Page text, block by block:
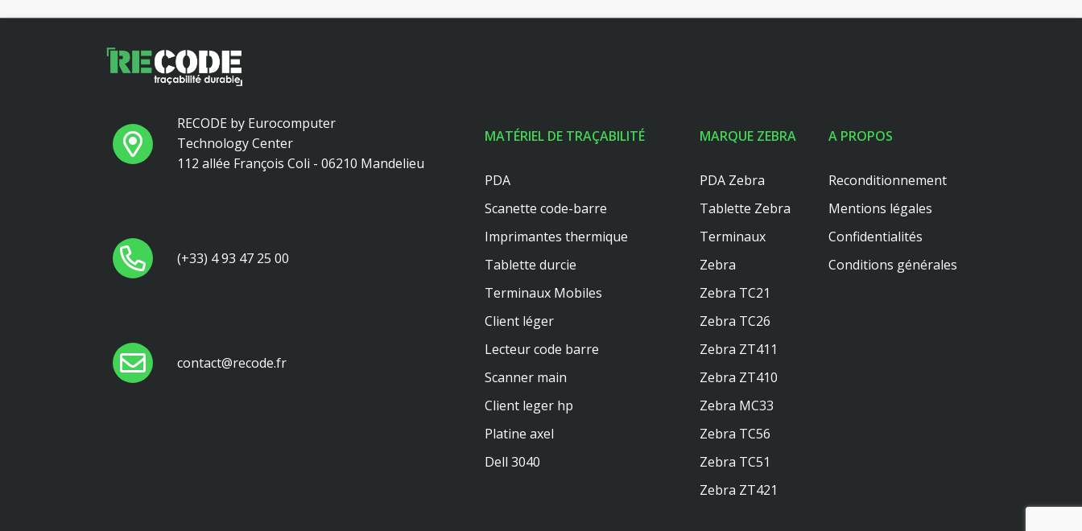
RECODE by Eurocomputer
Technology Center
112 allée François Coli - 06210 Mandelieu
(+33) 4 93 47 25 00
contact@recode.fr
MATÉRIEL DE TRAÇABILITÉ
PDA
Scanette code-barre
Imprimantes thermique
Tablette durcie
Terminaux Mobiles
Client léger
Lecteur code barre
Scanner main
Client leger hp
Platine axel
Dell 3040
MARQUE ZEBRA
PDA Zebra
Tablette Zebra
Terminaux
Zebra
Zebra TC21
Zebra TC26
Zebra ZT411
Zebra ZT410
Zebra MC33
Zebra TC56
Zebra TC51
Zebra ZT421
A PROPOS
Reconditionnement
Mentions légales
Confidentialités
Conditions générales